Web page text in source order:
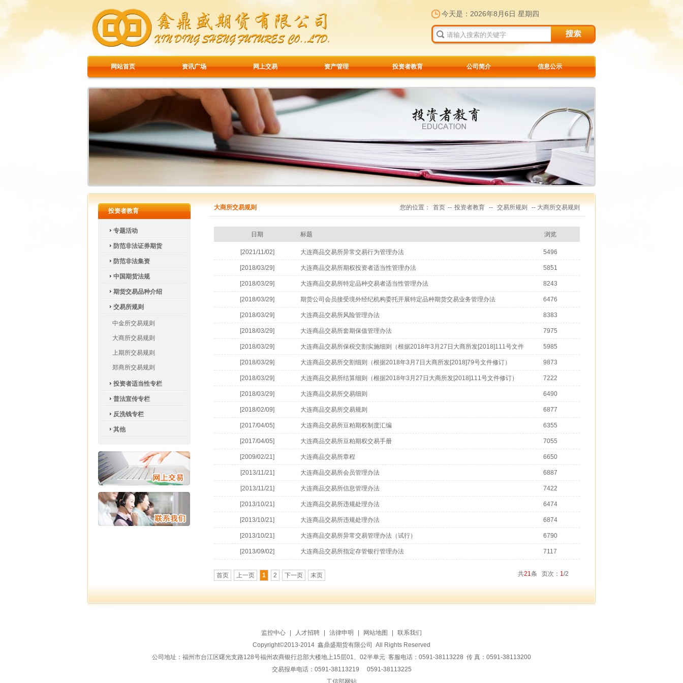
今天是： 2026年8月6日 星期四
网站首页 资讯广场 网上交易 资产管理 投资者教育 公司简介 信息公示
投资者教育
专题活动
防范非法证券期货
防范非法集资
中国期货法规
期货交易品种介绍
交易所规则
中金所交易规则
大商所交易规则
上期所交易规则
郑商所交易规则
投资者适当性专栏
普法宣传专栏
反洗钱专栏
其他
大商所交易规则 您的位置： 首页 -- 投资者教育 -- 交易所规则 -- 大商所交易规则
日期 标题 浏览
[2021/11/02] 大连商品交易所异常交易行为管理办法 5496
[2018/03/29] 大连商品交易所期权投资者适当性管理办法 5851
[2018/03/29] 大连商品交易所特定品种交易者适当性管理办法 8243
[2018/03/29] 期货公司会员接受境外经纪机构委托开展特定品种期货交易业务管理办法 6476
[2018/03/29] 大连商品交易所风险管理办法 8383
[2018/03/29] 大连商品交易所套期保值管理办法 7975
[2018/03/29] 大连商品交易所保税交割实施细则（根据2018年3月27日大商所发[2018]111号文件
修订）
5985
[2018/03/29] 大连商品交易所交割细则（根据2018年3月7日大商所发[2018]79号文件修订） 9873
[2018/03/29] 大连商品交易所结算细则（根据2018年3月27日大商所发[2018]111号文件修订） 7222
[2018/03/29] 大连商品交易所交易细则 6490
[2018/02/09] 大连商品交易所交易规则 6877
[2017/04/05] 大连商品交易所豆粕期权制度汇编 6355
[2017/04/05] 大连商品交易所豆粕期权交易手册 7055
[2009/02/21] 大连商品交易所章程 6650
[2013/11/21] 大连商品交易所会员管理办法 6887
[2013/11/21] 大连商品交易所信息管理办法 7422
[2013/10/21] 大连商品交易所违规处理办法 6474
[2013/10/21] 大连商品交易所违规处理办法 6874
[2013/10/21] 大连商品交易所异常交易管理办法（试行） 6790
[2013/09/02] 大连商品交易所指定存管银行管理办法 7117
首页 上一页 1 2 下一页 末页 共21条 页次： 1/2
监控中心 人才招聘 法律申明 网站地图
联系我们
Copyright©2013-2014 鑫鼎盛期货有限公司 All Rights Reserved
公司地址：福州市台江区曙光支路128号福州农商银行总部大楼地上15层01、02半单元 客服电话：0591-38113228 传 真：0591-38113200
交易报单电话：0591-38113219 0591-38113225
工信部网站